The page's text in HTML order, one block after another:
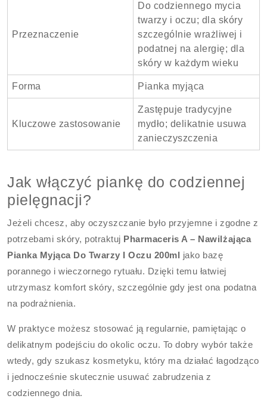
Przeznaczenie
Do codziennego mycia
twarzy i oczu; dla skóry
szczególnie wrażliwej i
podatnej na alergię; dla
skóry w każdym wieku
Forma Pianka myjąca
Kluczowe zastosowanie
Zastępuje tradycyjne
mydło; delikatnie usuwa
zanieczyszczenia
Jak włączyć piankę do codziennej
pielęgnacji?
Jeżeli chcesz, aby oczyszczanie było przyjemne i zgodne z
potrzebami skóry, potraktuj Pharmaceris A – Nawilżająca
Pianka Myjąca Do Twarzy I Oczu 200ml jako bazę
porannego i wieczornego rytuału. Dzięki temu łatwiej
utrzymasz komfort skóry, szczególnie gdy jest ona podatna
na podrażnienia.
W praktyce możesz stosować ją regularnie, pamiętając o
delikatnym podejściu do okolic oczu. To dobry wybór także
wtedy, gdy szukasz kosmetyku, który ma działać łagodząco
i jednocześnie skutecznie usuwać zabrudzenia z
codziennego dnia.